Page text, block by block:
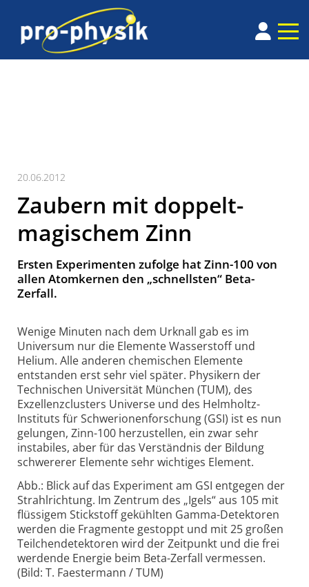
20.06.2012
Zaubern mit doppelt-
magischem Zinn
Ersten Experimenten zufolge hat Zinn-100 von
allen Atomkernen den „schnellsten“ Beta-
Zerfall.
Wenige Minuten nach dem Urknall gab es im
Universum nur die Elemente Wasserstoff und
Helium. Alle anderen chemischen Elemente
entstanden erst sehr viel später. Physikern der
Technischen Universität München (TUM), des
Exzellenzclusters Universe und des Helmholtz-
Instituts für Schwerionenforschung (GSI) ist es nun
gelungen, Zinn-100 herzustellen, ein zwar sehr
instabiles, aber für das Verständnis der Bildung
schwererer Elemente sehr wichtiges Element.
Abb.: Blick auf das Experiment am GSI entgegen der
Strahlrichtung. Im Zentrum des „Igels“ aus 105 mit
flüssigem Stickstoff gekühlten Gamma-Detektoren
werden die Fragmente gestoppt und mit 25 großen
Teilchendetektoren wird der Zeitpunkt und die frei
werdende Energie beim Beta-Zerfall vermessen.
(Bild: T. Faestermann / TUM)